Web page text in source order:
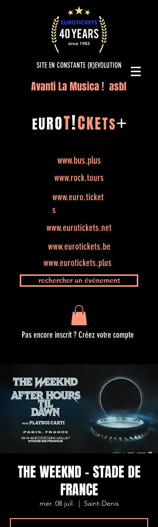
SITE EN CONSTANTE (R)EVOLUTION
Avanti La Musica ! asbl
EUROT!CKETS+
www.bus.plus
www.rock.tours
www.euro.ticket
s
www.eurotickets.net
www.eurotickets.be
www.eurotickets.plus
rechercher un événement
Pas encore inscrit ? Créez votre compte
THE WEEKND - STADE DE
FRANCE
mer. 08 juil.
  |
Saint-Denis